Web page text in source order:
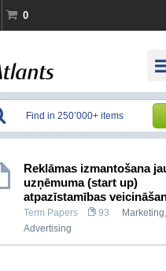
0
Reklāmas izmantošana
uzņēmuma (start up)
atpazīstamības
Term Papers 93
Marketing,
Advertising